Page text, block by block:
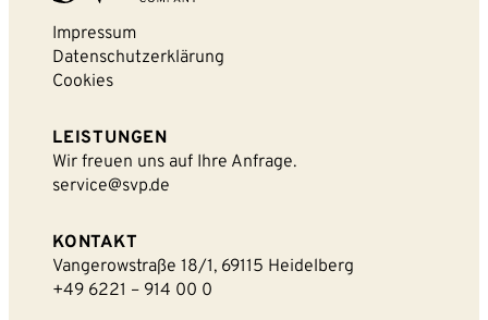
Impressum
Datenschutzerklärung
Cookies
LEISTUNGEN
Wir freuen uns auf Ihre Anfrage.
service@svp.de
KONTAKT
Vangerowstraße 18/1, 69115 Heidelberg
+49 6221 – 914 00 0